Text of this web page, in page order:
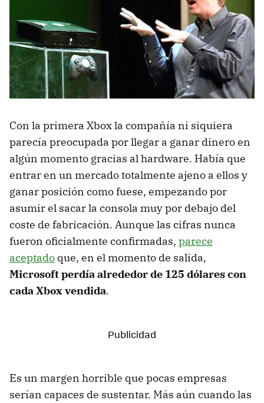
Con la primera Xbox la compañía ni siquiera
parecía preocupada por llegar a ganar dinero en
algún momento gracias al hardware. Había que
entrar en un mercado totalmente ajeno a ellos y
ganar posición como fuese, empezando por
asumir el sacar la consola muy por debajo del
coste de fabricación. Aunque las cifras nunca
fueron oficialmente confirmadas, parece
aceptado que, en el momento de salida,
Microsoft perdía alrededor de 125 dólares con
cada Xbox vendida.
Es un margen horrible que pocas empresas
serían capaces de sustentar. Más aún cuando las